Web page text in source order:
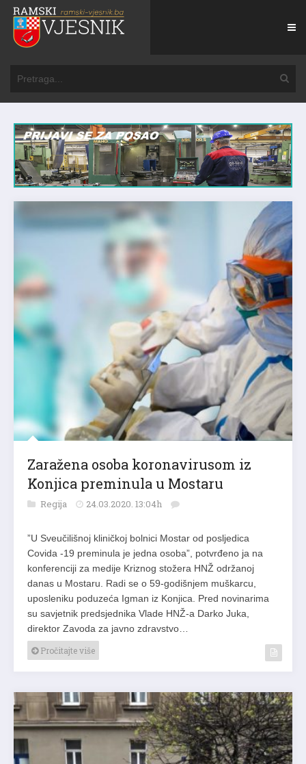
Zaražena osoba koronavirusom iz
Konjica preminula u Mostaru
Regija 24.03.2020. 13:04h
”U Sveučilišnoj kliničkoj bolnici Mostar od posljedica
Covida -19 preminula je jedna osoba”, potvrđeno ja na
konferenciji za medije Kriznog stožera HNŽ održanoj
danas u Mostaru. Radi se o 59-godišnjem muškarcu,
uposleniku poduzeća Igman iz Konjica. Pred novinarima
su savjetnik predsjednika Vlade HNŽ-a Darko Juka,
direktor Zavoda za javno zdravstvo…
Pročitajte više